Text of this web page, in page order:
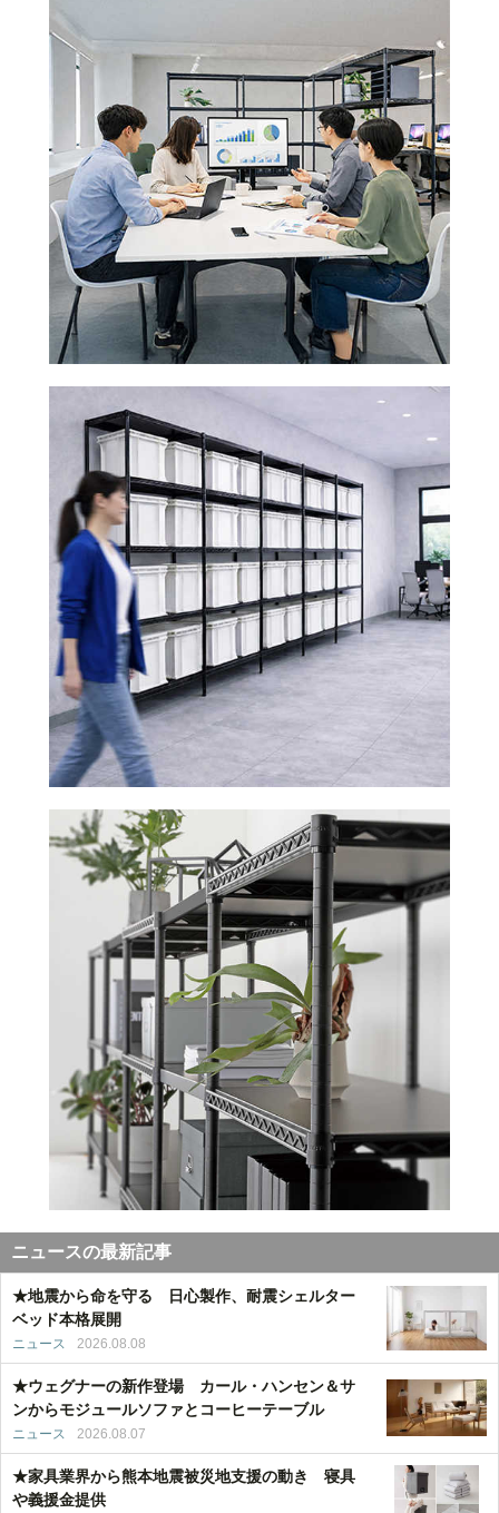
ニュースの最新記事
★地震から命を守る 日心製作、耐震シェルター
ベッド本格展開
ニュース 2026.08.08
★ウェグナーの新作登場 カール・ハンセン＆サ
ンからモジュールソファとコーヒーテーブル
ニュース 2026.08.07
★家具業界から熊本地震被災地支援の動き 寝具
や義援金提供